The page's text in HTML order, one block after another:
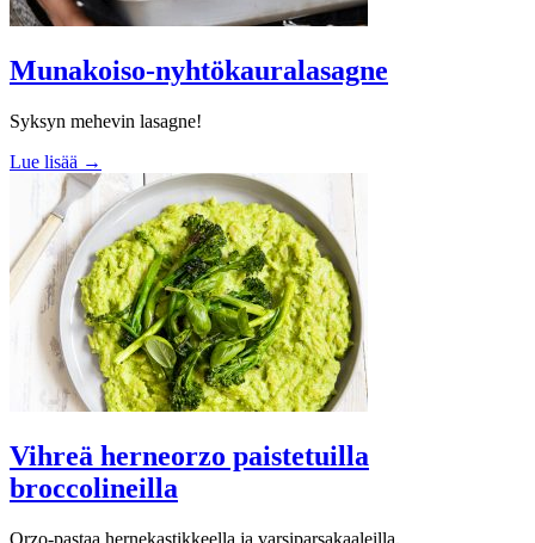
Munakoiso-nyhtökauralasagne
Syksyn mehevin lasagne!
Lue lisää →
Vihreä herneorzo paistetuilla
broccolineilla
Orzo-pastaa hernekastikkeella ja varsiparsakaaleilla.